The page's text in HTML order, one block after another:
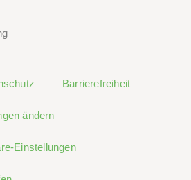
Barrierefreiheit
ändern
Einstellungen